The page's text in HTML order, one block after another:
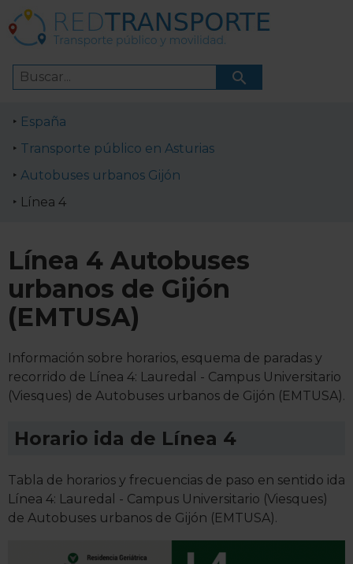
España
Transporte público en Asturias
Autobuses urbanos Gijón
Línea 4
Línea 4 Autobuses
urbanos de Gijón
(EMTUSA)
Información sobre horarios, esquema de paradas y
recorrido de Línea 4: Lauredal - Campus Universitario
(Viesques) de Autobuses urbanos de Gijón (EMTUSA).
Horario ida de Línea 4
Tabla de horarios y frecuencias de paso en sentido ida
Línea 4: Lauredal - Campus Universitario (Viesques)
de Autobuses urbanos de Gijón (EMTUSA).